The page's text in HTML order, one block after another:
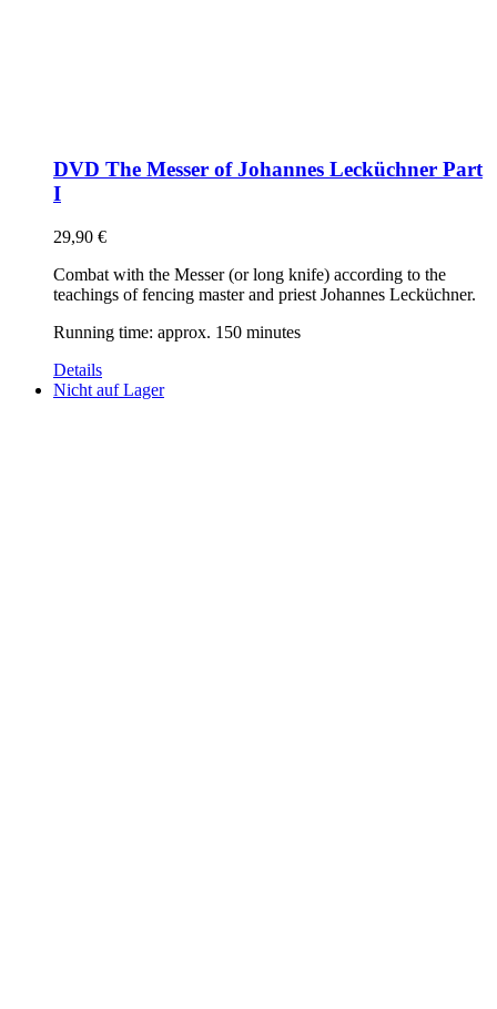
DVD The Messer of Johannes Lecküchner Part
I
29,90 €
Combat with the Messer (or long knife) according to the
teachings of fencing master and priest Johannes Lecküchner.
Running time: approx. 150 minutes
Details
Nicht auf Lager